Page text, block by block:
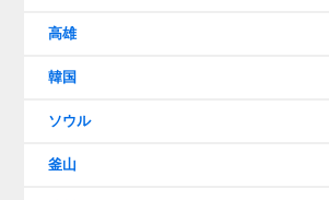
高雄
韓国
ソウル
釜山